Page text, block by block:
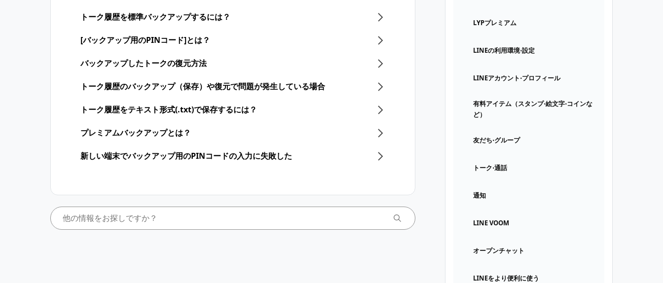
LYPプレミアム
LINEの利用環境⋅設定
LINEアカウント⋅プロフィール
有料アイテム（スタンプ⋅絵文字⋅コインな
ど）
友だち⋅グループ
トーク⋅通話
通知
LINE VOOM
オープンチャット
LINEをより便利に使う
トーク履歴を​標準バックアップする​には？
[バックアップ用のPINコード]とは？
バックアップしたトークの復元方法
トーク履歴のバックアップ（保存）や復元で問題が発生している場合
トーク履歴をテキスト形式(.txt)で保存するには？
プレミアムバックアップとは？
新しい端末でバックアップ用のPINコードの入力に失敗した